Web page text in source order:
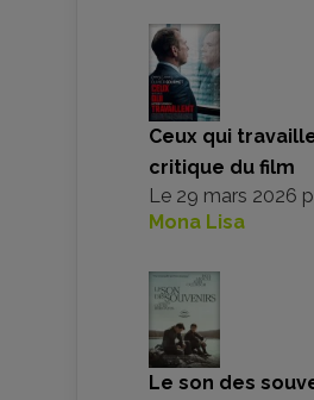
Ceux qui
critique du film
Le 29 mars 2026
Mona Lisa
Le son des